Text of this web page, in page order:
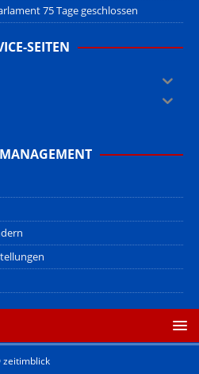
75 Tage geschlossen
SEITEN